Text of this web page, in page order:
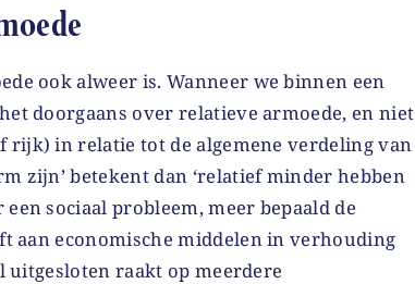
ook alweer is. Wanneer we binnen een
doorgaans over relatieve armoede, en niet
rijk) in relatie tot de algemene verdeling van
zijn’ betekent dan ‘relatief minder hebben
sociaal probleem, meer bepaald de
aan economische middelen in verhouding
uitgesloten raakt op meerdere